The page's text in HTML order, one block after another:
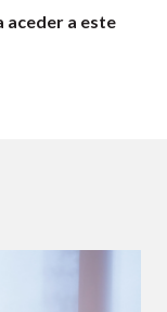
aceder a este